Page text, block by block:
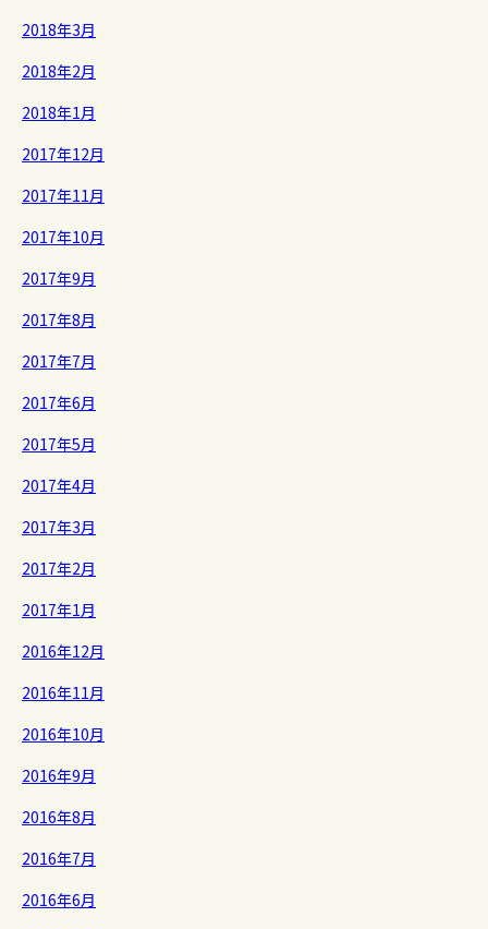
2018年3月
2018年2月
2018年1月
2017年12月
2017年11月
2017年10月
2017年9月
2017年8月
2017年7月
2017年6月
2017年5月
2017年4月
2017年3月
2017年2月
2017年1月
2016年12月
2016年11月
2016年10月
2016年9月
2016年8月
2016年7月
2016年6月